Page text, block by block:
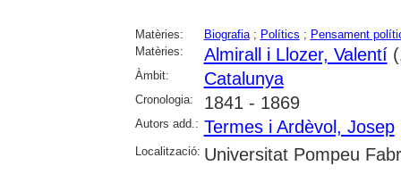
Matèries: Biografia; Polítics ; Pensament
Matèries:
Almirall i Llozer, Valentí
Àmbit: Catalunya
Cronologia: 1841 - 1869
Autors add.: Termes i Ardèvol, Josep
Localització: Universitat Pompeu